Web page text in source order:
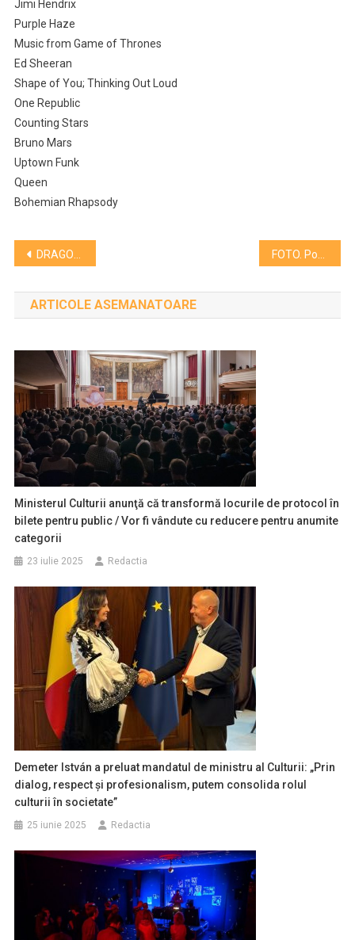
Jimi Hendrix
Purple Haze
Music from Game of Thrones
Ed Sheeran
Shape of You; Thinking Out Loud
One Republic
Counting Stars
Bruno Mars
Uptown Funk
Queen
Bohemian Rhapsody
Navigare
în
articole
DRAGOBETELE. Proiecție unică a unui film poetic despre dorința umană la Cinema Victoria FOTO. Podul N si cubul din fața Polivalentei, în culorile UCRAINEI
ARTICOLE ASEMANATOARE
Ministerul Culturii anunţă că transformă locurile de protocol în
bilete pentru public / Vor fi vândute cu reducere pentru anumite
categorii
23 iulie 2025 Redactia
Demeter István a preluat mandatul de ministru al Culturii: „Prin
dialog, respect şi profesionalism, putem consolida rolul
culturii în societate”
25 iunie 2025 Redactia